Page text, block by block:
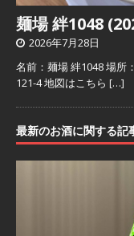
麺場 絆1048
2026年7月28日
名前：麺場 絆1048 場所
121-4 地図はこちら […]
最新のお酒に関する記